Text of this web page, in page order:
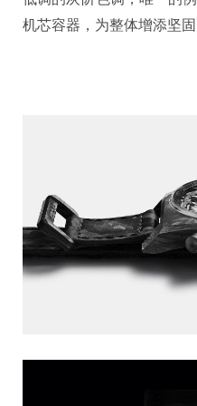
机芯容器，为整体增添坚固